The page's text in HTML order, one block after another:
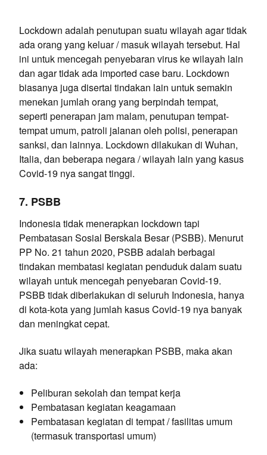
Lockdown adalah penutupan suatu wilayah agar tidak
ada orang yang keluar / masuk wilayah tersebut. Hal
ini untuk mencegah penyebaran virus ke wilayah lain
dan agar tidak ada imported case baru. Lockdown
biasanya juga disertai tindakan lain untuk semakin
menekan jumlah orang yang berpindah tempat,
seperti penerapan jam malam, penutupan tempat-
tempat umum, patroli jalanan oleh polisi, penerapan
sanksi, dan lainnya. Lockdown dilakukan di Wuhan,
Italia, dan beberapa negara / wilayah lain yang kasus
Covid-19 nya sangat tinggi.
7. PSBB
Indonesia tidak menerapkan lockdown tapi
Pembatasan Sosial Berskala Besar (PSBB). Menurut
PP No. 21 tahun 2020, PSBB adalah berbagai
tindakan membatasi kegiatan penduduk dalam suatu
wilayah untuk mencegah penyebaran Covid-19.
PSBB tidak diberlakukan di seluruh Indonesia, hanya
di kota-kota yang jumlah kasus Covid-19 nya banyak
dan meningkat cepat.
Jika suatu wilayah menerapkan PSBB, maka akan
ada:
Peliburan sekolah dan tempat kerja
Pembatasan kegiatan keagamaan
Pembatasan kegiatan di tempat / fasilitas umum
(termasuk transportasi umum)